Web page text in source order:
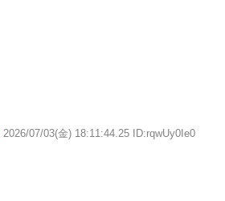
2026/07/03(金) 18:11:44.25 ID:rqwUy0Ie0